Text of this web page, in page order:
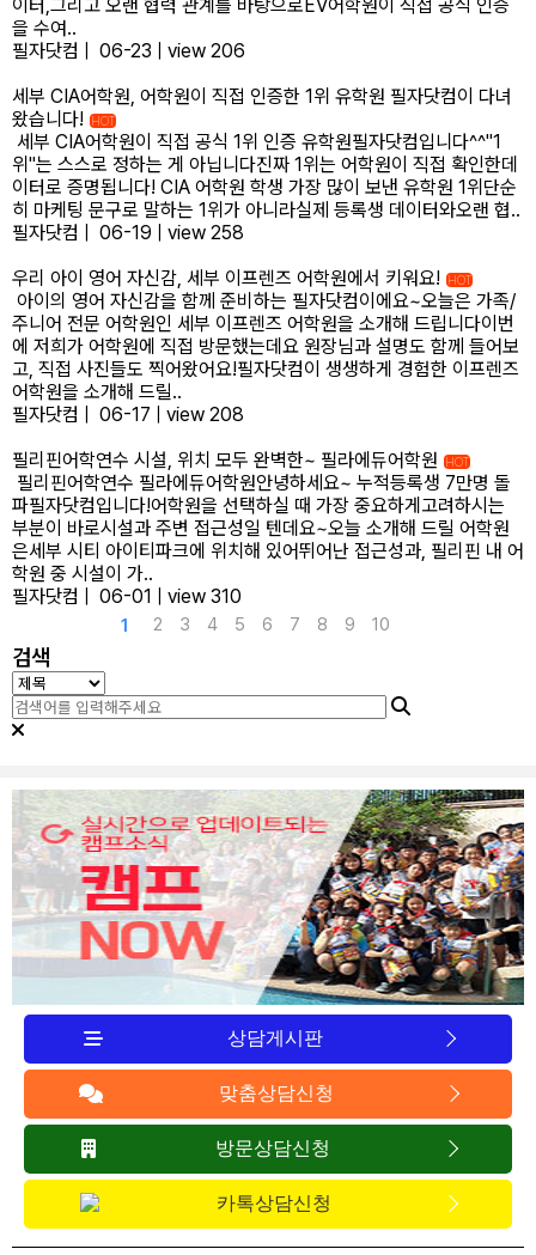
이터,그리고 오랜 협력 관계를 바탕으로EV어학원이 직접 공식 인증
을 수여..
필자닷컴
06-23
view 206
세부 CIA어학원, 어학원이 직접 인증한 1위 유학원 필자닷컴이 다녀
왔습니다!
HOT
세부 CIA어학원이 직접 공식 1위 인증 유학원필자닷컴입니다^^"1
위"는 스스로 정하는 게 아닙니다진짜 1위는 어학원이 직접 확인한데
이터로 증명됩니다! CIA 어학원 학생 가장 많이 보낸 유학원 1위단순
히 마케팅 문구로 말하는 1위가 아니라실제 등록생 데이터와오랜 협..
필자닷컴
06-19
view 258
우리 아이 영어 자신감, 세부 이프렌즈 어학원에서 키워요!
HOT
아이의 영어 자신감을 함께 준비하는 필자닷컴이에요~오늘은 가족/
주니어 전문 어학원인 세부 이프렌즈 어학원을 소개해 드립니다이번
에 저희가 어학원에 직접 방문했는데요 원장님과 설명도 함께 들어보
고, 직접 사진들도 찍어왔어요!필자닷컴이 생생하게 경험한 이프렌즈
어학원을 소개해 드릴..
필자닷컴
06-17
view 208
필리핀어학연수 시설, 위치 모두 완벽한~ 필라에듀어학원
HOT
필리핀어학연수 필라에듀어학원안녕하세요~ 누적등록생 7만명 돌
파필자닷컴입니다!어학원을 선택하실 때 가장 중요하게고려하시는
부분이 바로시설과 주변 접근성일 텐데요~오늘 소개해 드릴 어학원
은세부 시티 아이티파크에 위치해 있어뛰어난 접근성과, 필리핀 내 어
학원 중 시설이 가..
필자닷컴
06-01 view 310
1 2 3 4 5 6 7 8 9 10
검색
상담게시판
맞춤상담신청
방문상담신청
카톡상담신청